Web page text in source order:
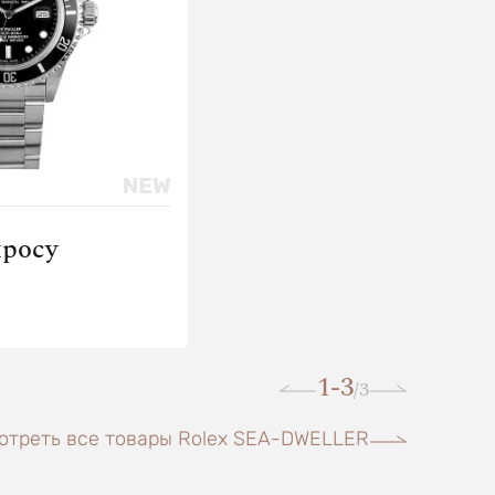
1-3/3
все товары Rolex SEA-DWELLER